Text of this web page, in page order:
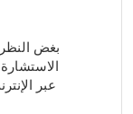
بغض
عبر